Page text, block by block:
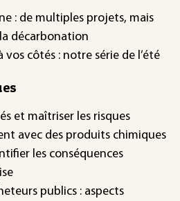
: de multiples projets, mais
décarbonation
vos côtés : notre série de l’été
et maîtriser les risques
avec des produits chimiques
les conséquences
publics : aspects